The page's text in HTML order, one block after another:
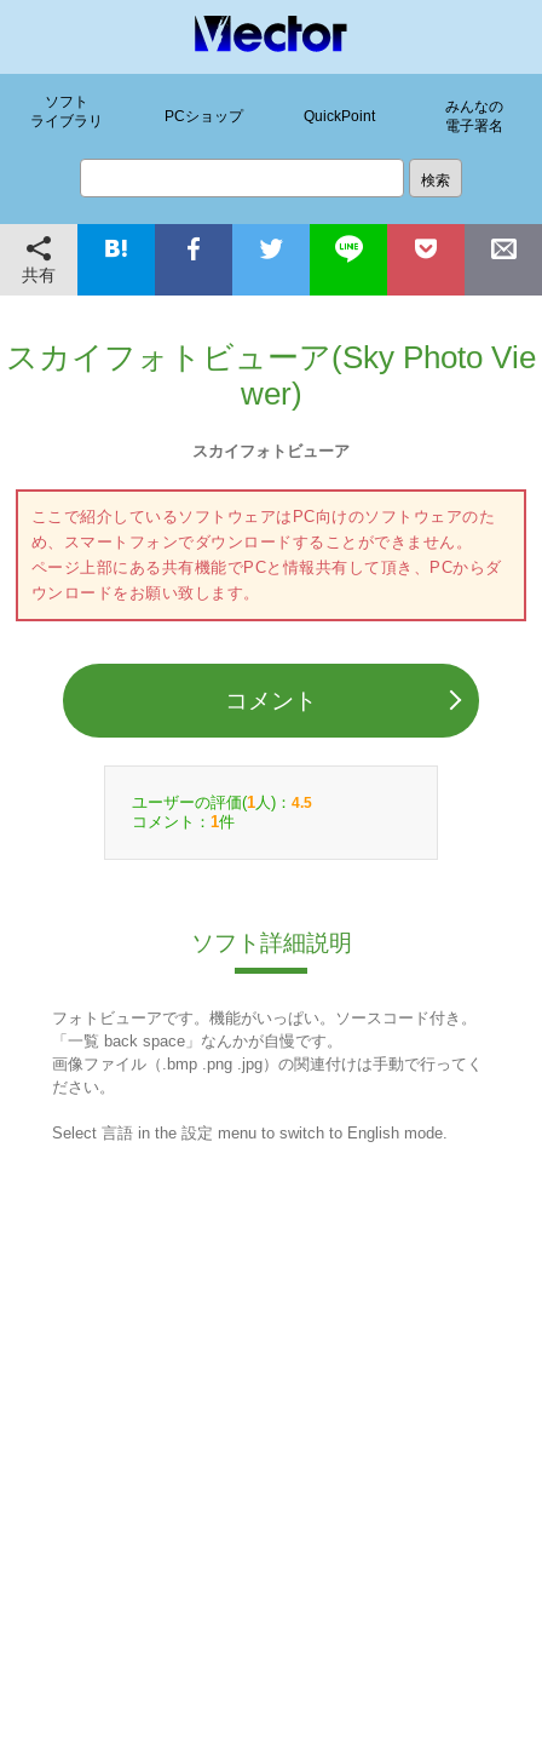
ソフト
ライブラリ
PCショップ QuickPoint
みんなの
電子署名
共有
スカイフォトビューア(Sky Photo Vie
wer)
スカイフォトビューア
ここで紹介しているソフトウェアはPC向けのソフトウェアのた
め、スマートフォンでダウンロードすることができません。
ページ上部にある共有機能でPCと情報共有して頂き、PCからダ
ウンロードをお願い致します。
コメント
ユーザーの評価(1 人)： 4.5
コメント： 1件
ソフト詳細説明
フォトビューアです。機能がいっぱい。ソースコード付き。
「一覧 back space」なんかが自慢です。
画像ファイル（.bmp .png .jpg）の関連付けは手動で行ってく
ださい。
Select 言語 in the 設定 menu to switch to English mode.